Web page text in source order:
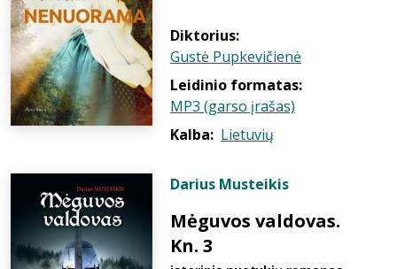
Diktorius:
Gustė Pupkevičienė
Leidinio formatas:
MP3 (garso įrašas)
Kalba: Lietuvių
Darius Musteikis
Mėguvos valdovas.
Kn. 3